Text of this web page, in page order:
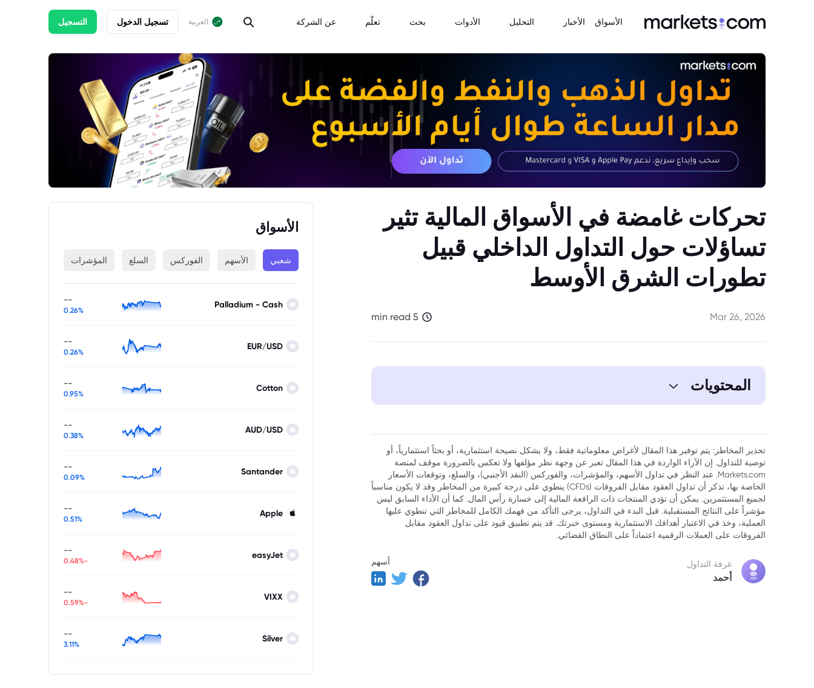
الأسواق الأخبار التحليل الأدوات بحث تعلّم عن الشركة العربية تسجيل الدخول التسجيل
تحركات غامضة في الأسواق المالية تثير
تساؤلات حول التداول الداخلي قبيل
تطورات الشرق الأوسط
Mar 26, 2026
5 min read
المحتويات
تحذير المخاطر: يتم توفير هذا المقال لأغراض معلوماتية فقط، ولا يشكل نصيحة استثمارية، أو بحثاً استثمارياً، أو
توصية للتداول. إن الآراء الواردة في هذا المقال تعبر عن وجهة نظر مؤلفها ولا تعكس بالضرورة موقف لمنصة
Markets.com. عند النظر في تداول الأسهم، والمؤشرات، والفوركس (النقد الأجنبي)، والسلع، وتوقعات الأسعار
الخاصة بها، تذكر أن تداول العقود مقابل الفروقات (CFDs) ينطوي على درجة كبيرة من المخاطر وقد لا يكون مناسباً
لجميع المستثمرين. يمكن أن تؤدي المنتجات ذات الرافعة المالية إلى خسارة رأس المال. كما أن الأداء السابق ليس
مؤشراً على النتائج المستقبلية. قبل البدء في التداول، يرجى التأكد من فهمك الكامل للمخاطر التي تنطوي عليها
العملية، وخذ في الاعتبار أهدافك الاستثمارية ومستوى خبرتك. قد يتم تطبيق قيود على تداول العقود مقابل
الفروقات على العملات الرقمية اعتماداً على النطاق القضائي.
غرفة التداول
أحمد
أسهم
الأسواق
شعبي الأسهم الفوركس السلع المؤشرات
Palladium - Cash
--
0.26%
EUR/USD
--
0.26%
Cotton
--
0.95%
AUD/USD
--
0.38%
Santander
--
0.09%
Apple
--
0.51%
easyJet
--
-0.48%
VIXX
--
-0.59%
Silver
--
3.11%